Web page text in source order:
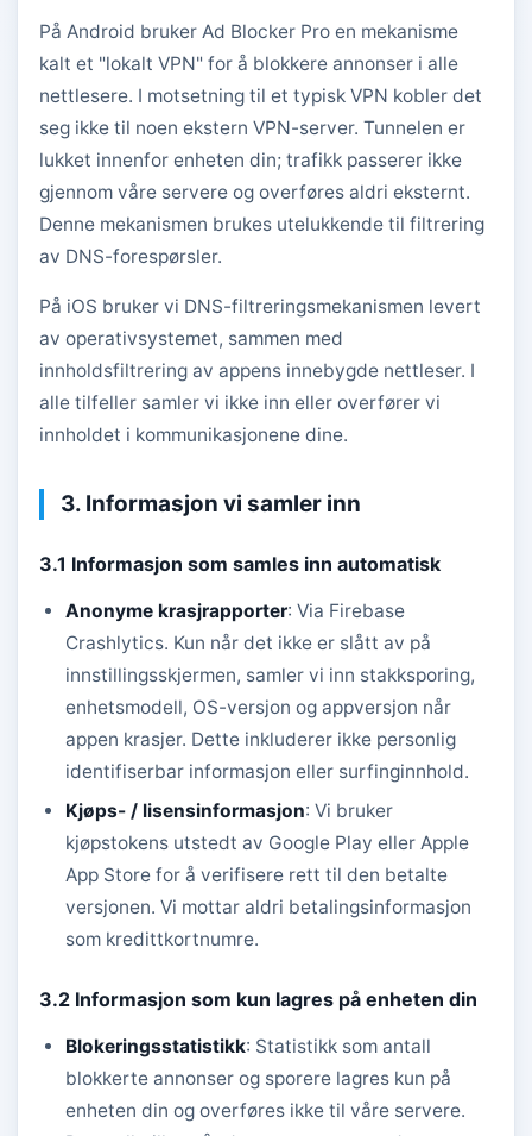
På Android bruker Ad Blocker Pro en mekanisme
kalt et "lokalt VPN" for å blokkere annonser i alle
nettlesere. I motsetning til et typisk VPN kobler det
seg ikke til noen ekstern VPN-server. Tunnelen er
lukket innenfor enheten din; trafikk passerer ikke
gjennom våre servere og overføres aldri eksternt.
Denne mekanismen brukes utelukkende til filtrering
av DNS-forespørsler.
På iOS bruker vi DNS-filtreringsmekanismen levert
av operativsystemet, sammen med
innholdsfiltrering av appens innebygde nettleser. I
alle tilfeller samler vi ikke inn eller overfører vi
innholdet i kommunikasjonene dine.
3. Informasjon vi samler inn
3.1 Informasjon som samles inn automatisk
Anonyme krasjrapporter: Via Firebase
Crashlytics. Kun når det ikke er slått av på
innstillingsskjermen, samler vi inn stakksporing,
enhetsmodell, OS-versjon og appversjon når
appen krasjer. Dette inkluderer ikke personlig
identifiserbar informasjon eller surfinginnhold.
Kjøps- / lisensinformasjon: Vi bruker
kjøpstokens utstedt av Google Play eller Apple
App Store for å verifisere rett til den betalte
versjonen. Vi mottar aldri betalingsinformasjon
som kredittkortnumre.
3.2 Informasjon som kun lagres på enheten din
Blokeringsstatistikk: Statistikk som antall
blokkerte annonser og sporere lagres kun på
enheten din og overføres ikke til våre servere.